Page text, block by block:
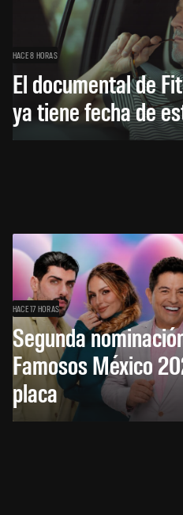
HACE 8 HORAS
El documental de
ya tiene fecha de
HACE 17 HORAS
Segunda
Famosos México
placa